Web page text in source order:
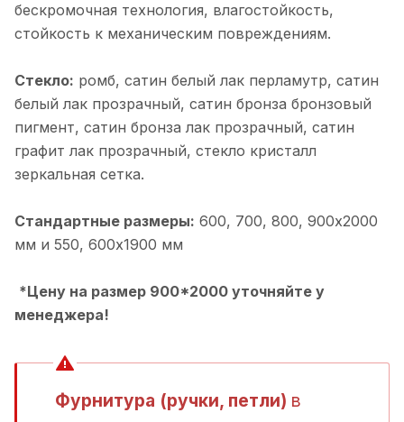
бескромочная технология, влагостойкость,
стойкость к механическим повреждениям.
Стекло: ромб, cатин белый лак перламутр, cатин
белый лак прозрачный, cатин бронза бронзовый
пигмент, cатин бронза лак прозрачный, cатин
графит лак прозрачный, cтекло кристалл
зеркальная сетка.
Стандартные размеры: 600, 700, 800, 900х2000
мм и 550, 600х1900 мм
*Цену на размер 900*2000 уточняйте у
менеджера!
Фурнитура (ручки, петли) в